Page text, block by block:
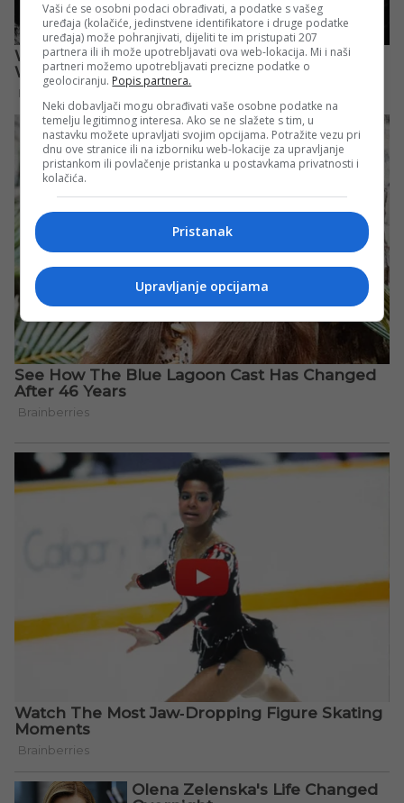
Vaši će se osobni podaci obrađivati, a podatke s vašeg
uređaja (kolačiće, jedinstvene identifikatore i druge podatke
uređaja) može pohranjivati, dijeliti te im pristupati 207
partnera ili ih može upotrebljavati ova web-lokacija. Mi i naši
partneri možemo upotrebljavati precizne podatke o
geolociranju. Popis partnera.
Neki dobavljači mogu obrađivati vaše osobne podatke na
temelju legitimnog interesa. Ako se ne slažete s tim, u
nastavku možete upravljati svojim opcijama. Potražite vezu pri
dnu ove stranice ili na izborniku web-lokacije za upravljanje
pristankom ili povlačenje pristanka u postavkama privatnosti i
kolačića.
Pristanak
Upravljanje opcijama